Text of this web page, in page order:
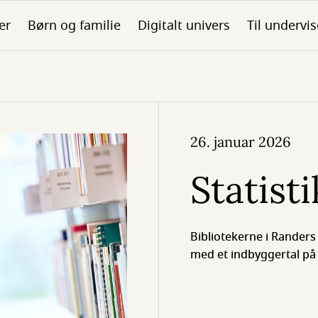
Børn og familie Digitalt univers Til
26. januar 2026
Bibliotekerne i
med et indbyggertal